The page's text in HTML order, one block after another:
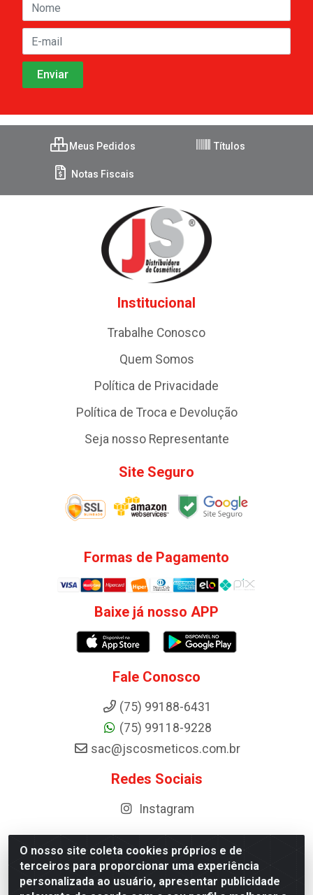
O nosso site coleta cookies próprios e de
terceiros para proporcionar uma experiência
personalizada ao usuário, apresentar publicidade
Meus Pedidos Títulos
Notas Fiscais
Institucional
Trabalhe Conosco
Quem Somos
Política de Privacidade
Política de Troca e Devolução
Seja nosso Representante
Site Seguro
Formas de Pagamento
Baixe já nosso APP
Fale Conosco
(75) 99188-6431
(75) 99118-9228
sac@jscosmeticos.com.br
Redes Sociais
Instagram
Distribuidora de Cosméticos Antoneto LTDA - BA-052,
km 87 - Industrial, Ipirá - BA, 44600-000 - CNPJ